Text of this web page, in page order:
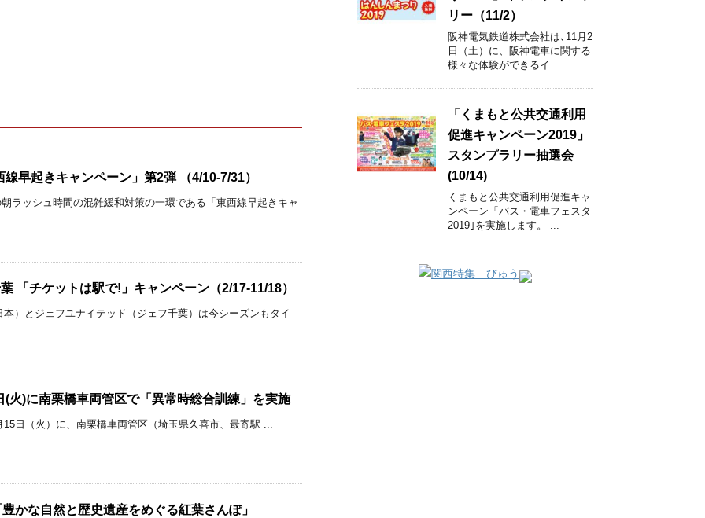
早起きキャンペーン」第2弾 （4/10-7/31）
ラッシュ時間の混雑緩和対策の一環である「東西線早起きキャ
「チケットは駅で!」キャンペーン（2/17-11/18）
）とジェフユナイテッド（ジェフ千葉）は今シーズンもタイ
(火)に南栗橋車両管区で「異常時総合訓練」を実施
15日（火）に、南栗橋車両管区（埼玉県久喜市、最寄駅 ...
かな自然と歴史遺産をめぐる紅葉さんぽ」
リー（11/2）
阪神電気鉄道株式会社は､11月2
日（土）に、阪神電車に関する
様々な体験ができるイ ...
「くまもと公共交通利用
促進キャンペーン2019」
スタンプラリー抽選会
(10/14)
くまもと公共交通利用促進キャ
ンペーン「バス・電車フェスタ
2019｣を実施します。 ...